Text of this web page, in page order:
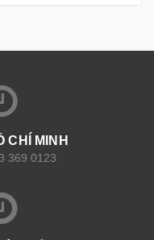
CHÍ MINH
369 0123